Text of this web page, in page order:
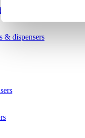
& dispensers